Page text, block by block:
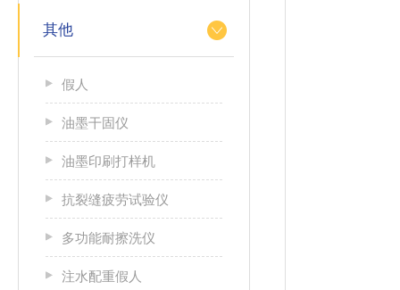
其他
假人
油墨干固仪
油墨印刷打样机
抗裂缝疲劳试验仪
多功能耐擦洗仪
注水配重假人